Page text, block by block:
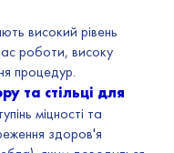
високий рівень
роботи, високу
процедур.
та стільці для
міцності та
здоров'я